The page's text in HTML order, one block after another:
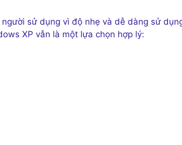
sử dụng vì độ nhẹ và dễ dàng sử
XP vẫn là một lựa chọn hợp lý: